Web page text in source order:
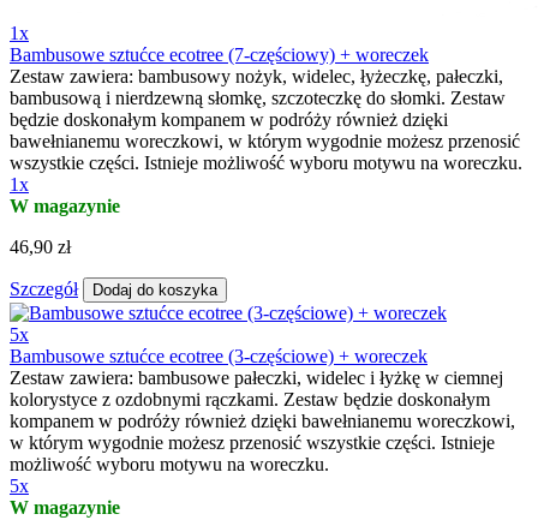
1x
Bambusowe sztućce ecotree (7-częściowy) + woreczek
Zestaw zawiera: bambusowy nożyk, widelec, łyżeczkę, pałeczki,
bambusową i nierdzewną słomkę, szczoteczkę do słomki. Zestaw
będzie doskonałym kompanem w podróży również dzięki
bawełnianemu woreczkowi, w którym wygodnie możesz przenosić
wszystkie części. Istnieje możliwość wyboru motywu na woreczku.
1x
W magazynie
46,90 zł
Szczegół Dodaj do koszyka
5x
Bambusowe sztućce ecotree (3-częściowe) + woreczek
Zestaw zawiera: bambusowe pałeczki, widelec i łyżkę w ciemnej
kolorystyce z ozdobnymi rączkami. Zestaw będzie doskonałym
kompanem w podróży również dzięki bawełnianemu woreczkowi,
w którym wygodnie możesz przenosić wszystkie części. Istnieje
możliwość wyboru motywu na woreczku.
5x
W magazynie